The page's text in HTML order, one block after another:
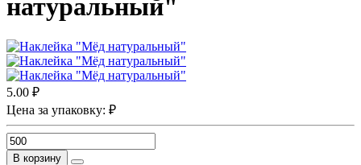
натуральный"
5.00 ₽
Цена за упаковку: ₽
В корзину